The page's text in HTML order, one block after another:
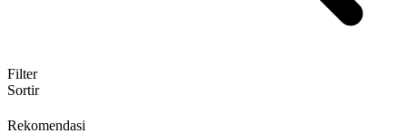
Filter
Sortir
Rekomendasi